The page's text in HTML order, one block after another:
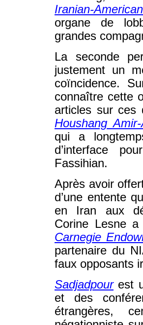
Iranian-
organe de
grandes
La seconde
justement un
coïncidence.
connaître cette
articles sur ces
Houshang
qui a
d’interface
Fassihian.
Après avoir
d’une entente
en Iran aux
Corine Lesne
Carnegie
partenaire du
faux opposants
Sadjadpourest
et des
étrangères,